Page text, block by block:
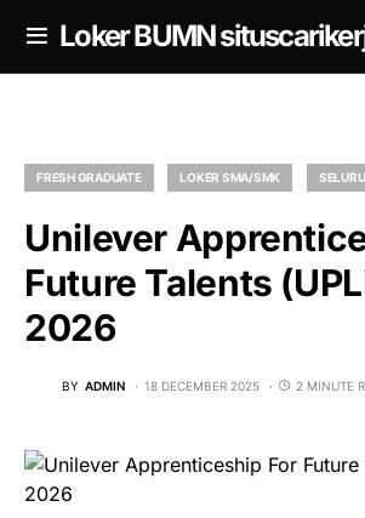
Loker BUMN
FRESH GRADUATE LOKER SMA/SMK
Unilever
Future Talents
2026
BY ADMIN 18 DECEMBER 2025 2 MINUTE